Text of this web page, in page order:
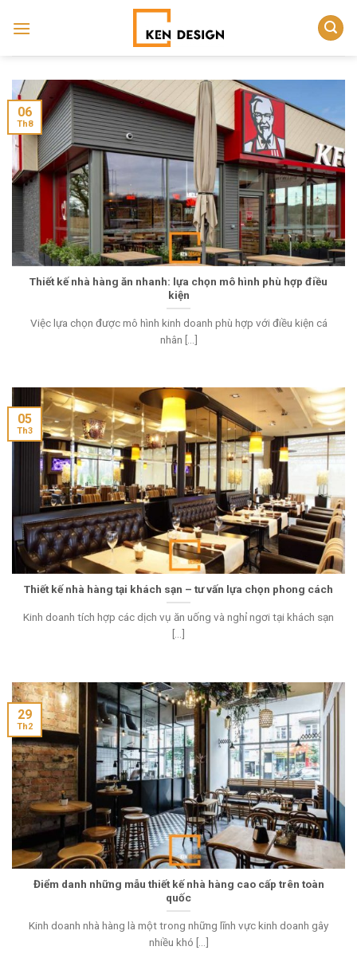
Thiết kế nhà hàng ăn nhanh: lựa chọn mô hình phù hợp điều
kiện
Việc lựa chọn được mô hình kinh doanh phù hợp với điều kiện cá
nhân [...]
06
Th8
Thiết kế nhà hàng tại khách sạn – tư vấn lựa chọn phong cách
Kinh doanh tích hợp các dịch vụ ăn uống và nghỉ ngơi tại khách sạn
[...]
05
Th3
Điểm danh những mẫu thiết kế nhà hàng cao cấp trên toàn
quốc
Kinh doanh nhà hàng là một trong những lĩnh vực kinh doanh gây
nhiều khó [...]
29
Th2